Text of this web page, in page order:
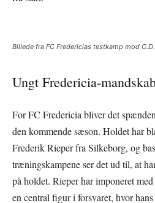
Billede fra FC Fredericias testkamp mod
Ungt Fredericia-
For FC Fredericia bliver det
den kommende sæson. Holdet har
Frederik Rieper fra Silkeborg, og
træningskampene ser det ud til, at
på holdet. Rieper har imponeret
en central figur i forsvaret, hvor